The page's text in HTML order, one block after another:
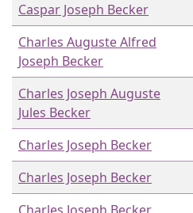
Caspar Joseph Becker
Charles Auguste Alfred
Joseph Becker
Charles Joseph Auguste
Jules Becker
Charles Joseph Becker
Charles Joseph Becker